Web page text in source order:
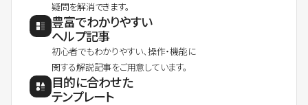
疑問を解消できます。
豊富でわかりやすい
ヘルプ記事
初心者でもわかりやすい、操作・機能に
関する解説記事をご用意しています。
目的に合わせた
テンプレート